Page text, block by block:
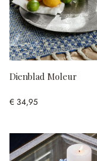
Dienblad Moleur
€ 34,95